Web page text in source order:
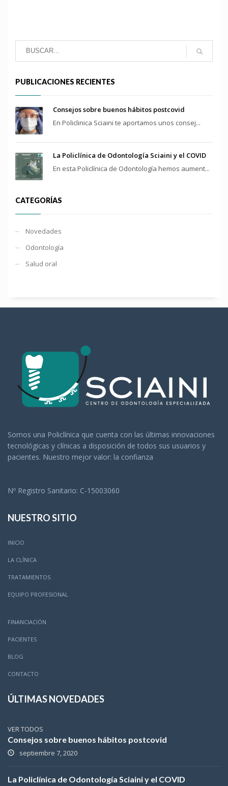
PUBLICACIONES RECIENTES
Consejos sobre buenos hábitos postcovid
En Policlinica Sciaini te aportamos unos consej...
La Policlínica de Odontología Sciaini y el COVID
En esta Policlínica de Odontología hemos aument...
CATEGORÍAS
Novedades
Odontología
Salud oral
Somos una Policlínica que cuenta con las últimas innovaciones
tecnológicas y clínicas a disposición de todos sus usuarios y
pacientes. Nuestro mejor valor: la confianza
Nº Registro Sanitario: C-15003060
NUESTRO SITIO
INICIO
LA CLÍNICA
TRATAMIENTOS
EQUIPO PROFESIONAL
FINANCIACIÓN
PACIENTES
BLOG
CONTACTO
ÚLTIMAS NOVEDADES
VER TODOS
Consejos sobre buenos hábitos postcovid
septiembre 7, 2020
La Policlínica de Odontología Sciaini y el COVID